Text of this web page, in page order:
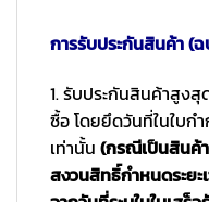
การรับประกันสินค้า (
1. รับประกันสินค้าสูงสุ
ซื้อ โดยยึดวันที่ในใบก
เท่านั้น (กรณีเป็นสินค้
สงวนสิทธิ์กำหนดระยะ